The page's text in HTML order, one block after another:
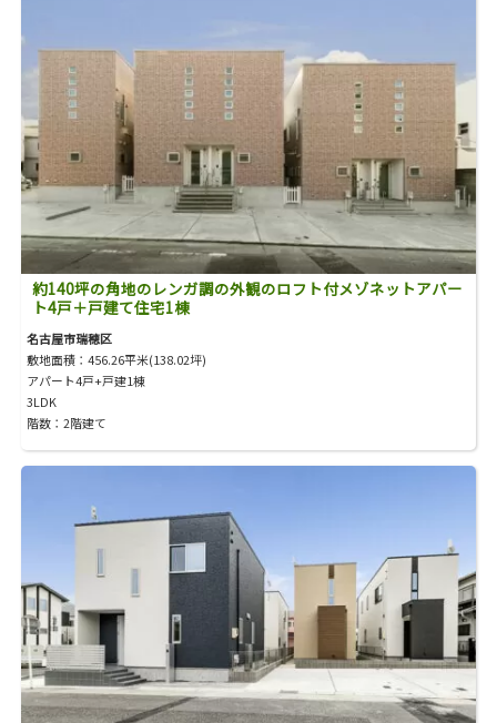
約140坪の角地のレンガ調の外観のロフト付メゾネットアパー
ト4戸＋戸建て住宅1棟
名古屋市瑞穂区
敷地面積：456.26平米(138.02坪)
アパート4戸+戸建1棟
3LDK
階数：2階建て